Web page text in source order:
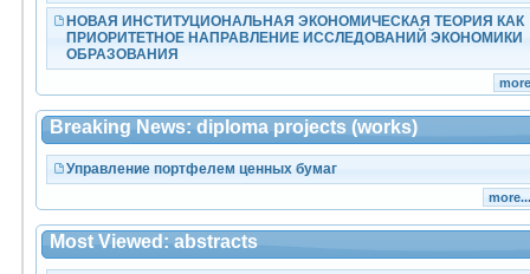
НОВАЯ ИНСТИТУЦИОНАЛЬНАЯ ЭКОНОМИЧЕСКАЯ ТЕОРИЯ КАК
ПРИОРИТЕТНОЕ НАПРАВЛЕНИЕ ИССЛЕДОВАНИЙ ЭКОНОМИКИ
ОБРАЗОВАНИЯ
Breaking News: diploma projects (works)
Управление портфелем ценных бумаг
Most Viewed: abstracts